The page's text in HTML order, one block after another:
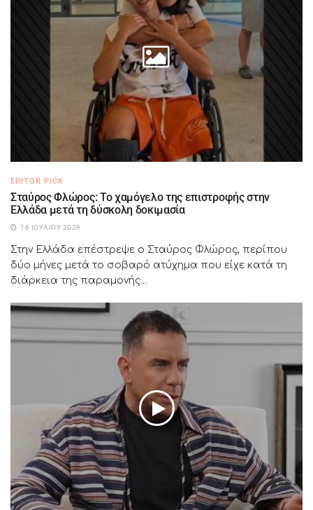
EDITOR PICK
Σταύρος Φλώρος: Το χαμόγελο της επιστροφής στην
Ελλάδα μετά τη δύσκολη δοκιμασία
16 ΙΟΥΛΊΟΥ 2026
Στην Ελλάδα επέστρεψε ο Σταύρος Φλώρος, περίπου
δύο μήνες μετά το σοβαρό ατύχημα που είχε κατά τη
διάρκεια της παραμονής...